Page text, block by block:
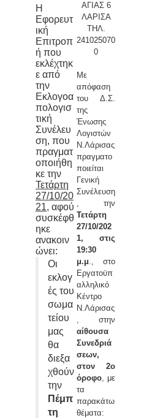
Η
Εφορευτ
ική
Επιτροπ
ή που
εκλέχτηκ
ε από
την
Εκλογοα
πολογισ
τική
Συνέλευ
ση, που
πραγματ
οποιήθη
κε την
Τετάρτη
27/10/20
21, αφού
συσκέφθ
ηκε
ανακοιν
ώνει:
Οι
εκλογ
ές του
σωμα
τείου
μας
θα
διεξα
χθούν
την
Πέμπ
τη
ΑΓΙΑΣ 6
ΛΑΡΙΣΑ
ΤΗΛ.
241025070
0
Με
απόφαση
του Δ.Σ.
της
Ένωσης
Λογιστών
Ν.Λάρισας
πραγματο
ποιείται
Γενική
Συνέλευση
, την
Τετάρτη
27/10/202
1, στις
19:30
μ.μ., στο
Εργατοϋπ
αλληλικό
Κέντρο
Ν.Λάρισας
, στην
αίθουσα
Συνεδριά
σεων,
στον 2ο
όροφο, με
τα
παρακάτω
θέματα: